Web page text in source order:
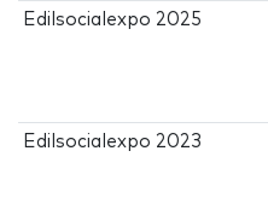
Edilsocialexpo 2025
Edilsocialexpo 2023